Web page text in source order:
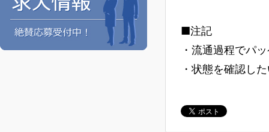
■注記
・流通過程でパ
・状態を確認し